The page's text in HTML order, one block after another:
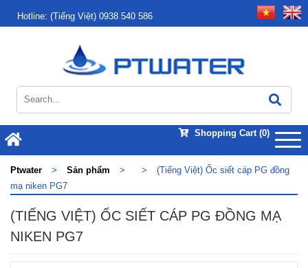
Hotline: (Tiếng Việt) 0938 540 586
Shopping Cart (0)
Ptwater > Sản phẩm > >
(Tiếng Việt) Ốc siết cáp PG đồng
mạ niken PG7
(TIẾNG VIỆT) ỐC SIẾT CÁP PG ĐỒNG MẠ
NIKEN PG7